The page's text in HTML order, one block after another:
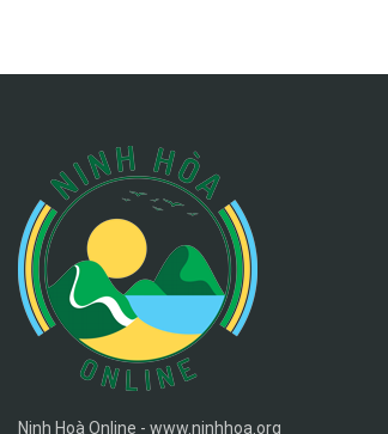
Ninh Hoà Online - www.ninhhoa.org